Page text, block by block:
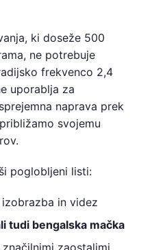
ki doseže 500
ne potrebuje
frekvenco 2,4
uporablja za
naprava prek
svojemu
poglobljeni listi:
izobrazba in videz
tudi bengalska mačka
zaostalimi